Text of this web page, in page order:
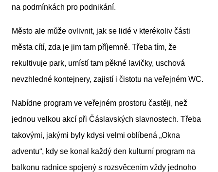
na podmínkách pro podnikání.
Město ale může ovlivnit, jak se lidé v kterékoliv části
města cítí, zda je jim tam příjemně. Třeba tím, že
rekultivuje park, umístí tam pěkné lavičky, uschová
nevzhledné kontejnery, zajistí i čistotu na veřejném WC.
Nabídne program ve veřejném prostoru častěji, než
jednou velkou akcí při Čáslavských slavnostech. Třeba
takovými, jakými byly kdysi velmi oblíbená „Okna
adventu“, kdy se konal každý den kulturní program na
balkonu radnice spojený s rozsvěcením vždy jednoho